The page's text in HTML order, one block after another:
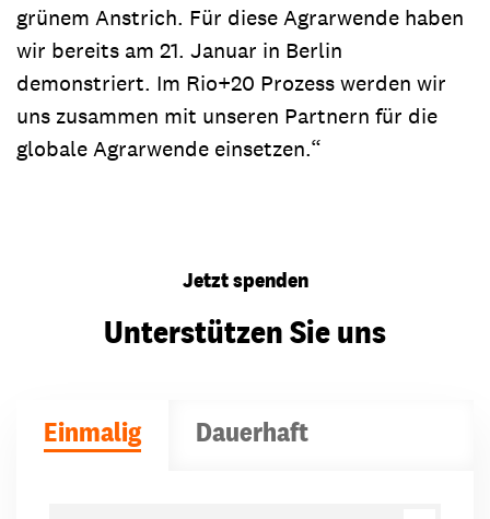
grünem Anstrich. Für diese Agrarwende haben
wir bereits am 21. Januar in Berlin
demonstriert. Im Rio+20 Prozess werden wir
uns zusammen mit unseren Partnern für die
globale Agrarwende einsetzen.“
Jetzt spenden
Unterstützen Sie uns
Einmalig Dauerhaft